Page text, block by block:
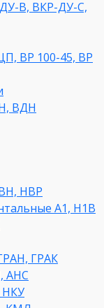
В, ВКР-ДУ-С,
ВР 100-45, ВР
ВДН
НВР
А1, Н1В
ГРАК
АНС
НКУ